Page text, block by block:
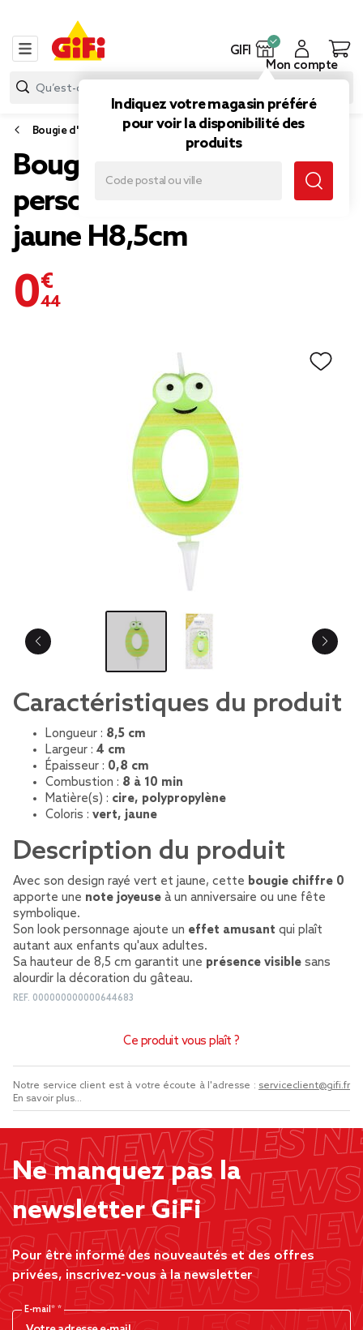
GIFI
Indiquez votre magasin préféré
pour voir la disponibilité des
produits
Mon compte
Bougie d'anniversaire
Bougie chiffre 0 cire
personnage rayures vert et
jaune H8,5cm
0,44 €
Caractéristiques du produit
Longueur : 8,5 cm
Largeur : 4 cm
Épaisseur : 0,8 cm
Combustion : 8 à 10 min
Matière(s) : cire, polypropylène
Coloris : vert, jaune
Description du produit
Avec son design rayé vert et jaune, cette bougie chiffre 0
apporte une note joyeuse à un anniversaire ou une fête
symbolique.
Son look personnage ajoute un effet amusant qui plaît
autant aux enfants qu'aux adultes.
Sa hauteur de 8,5 cm garantit une présence visible sans
alourdir la décoration du gâteau.
REF. 000000000000644683
Ce produit vous plaît ?
Notre service client est à votre écoute à l'adresse : serviceclient@gifi.fr
En savoir plus...
Ne manquez pas la
newsletter GiFi
Pour être informé des nouveautés et des offres
privées, inscrivez-vous à la newsletter
E-mail*